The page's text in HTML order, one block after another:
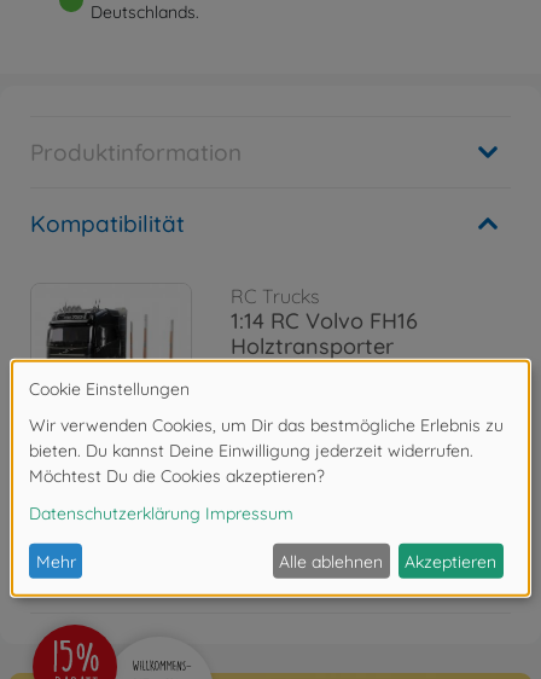
Deutschlands.
Produktinformation
Kompatibilität
RC Trucks
1:14 RC Volvo FH16
Holztransporter
Bewertungen
FAQ